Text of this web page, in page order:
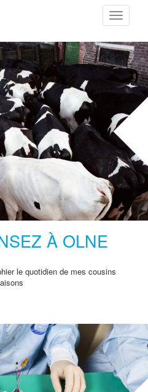
Toggle
À OLNE
le quotidien de mes cousins